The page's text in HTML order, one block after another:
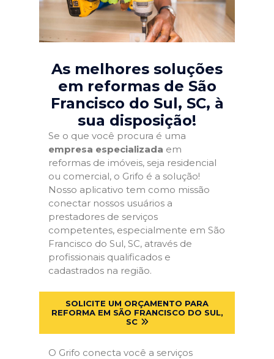
As melhores soluções
em reformas de São
Francisco do Sul, SC, à
sua disposição!
Se o que você procura é uma
empresa especializada em
reformas de imóveis, seja residencial
ou comercial, o Grifo é a solução!
Nosso aplicativo tem como missão
conectar nossos usuários a
prestadores de serviços
competentes, especialmente em São
Francisco do Sul, SC, através de
profissionais qualificados e
cadastrados na região.
SOLICITE UM ORÇAMENTO PARA
REFORMA EM SÃO FRANCISCO DO SUL,
SC
O Grifo conecta você a serviços